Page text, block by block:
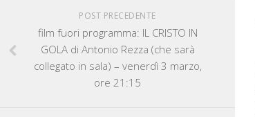
POST PRECEDENTE
film fuori programma: IL CRISTO IN
GOLA di Antonio Rezza (che sarà
collegato in sala) – venerdì 3 marzo,
ore 21:15